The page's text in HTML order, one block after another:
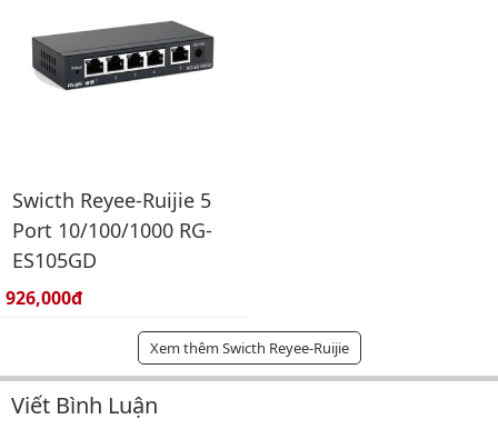
Swicth Reyee-Ruijie 5
Port 10/100/1000 RG-
ES105GD
Giá bán:
926,000đ
Xem thêm Swicth Reyee-Ruijie
Viết Bình Luận